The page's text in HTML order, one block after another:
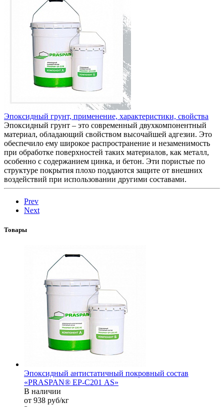
Эпоксидный грунт, применение, характеристики, свойства
Эпоксидный грунт – это современный двухкомпонентный
материал, обладающий свойством высочайшей адгезии. Это
обеспечило ему широкое распространение и незаменимость
при обработке поверхностей таких материалов, как металл,
особенно с содержанием цинка, и бетон. Эти пористые по
структуре покрытия плохо поддаются защите от внешних
воздействий при использовании другими составами.
Prev
Next
Товары
Эпоксидный антистатичный покровный состав
«PRASPAN® EP-С201 AS»
В наличии
от 938 руб/кг